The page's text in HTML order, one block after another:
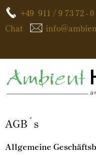
+49 911 / 9 73 72 - 0
Chat
AGB´s
Allgemeine